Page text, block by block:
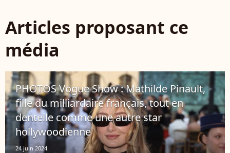
Articles proposant ce
média
PHOTOS Vogue Show : Mathilde Pinault,
fille du milliardaire français, tout en
dentelle comme une autre star
hollywoodienne
24 juin 2024